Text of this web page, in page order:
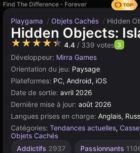
Find The Difference - Forever
My Town
Playgama / Objets Cachés / Hidden
Hidden Objects:
★★★★★ 4.4 / 339 votes 3
Développeur: Mirra Games
Orientation du jeu: Paysage
Plateformes: PC, Android, iOS
Date de sortie: avril 2026
Dernière mise à jour: août 2026
Langues prises en charge: Anglais,
Catégories: Tendances actuelles,
Objets Cachés
Addictifs 2937 Passionnants